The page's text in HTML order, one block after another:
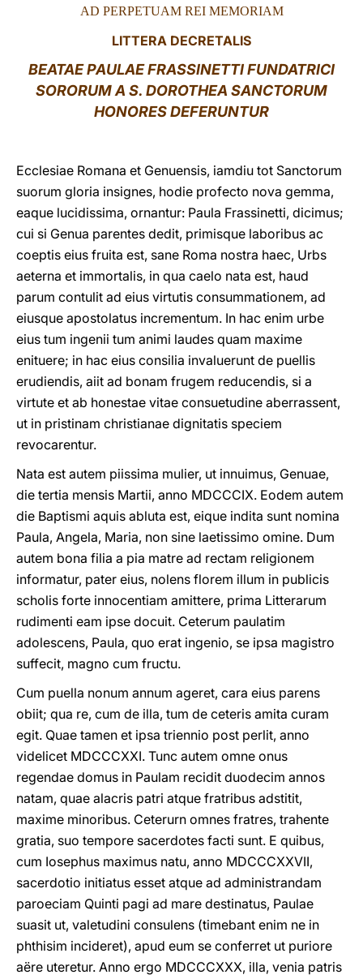
AD PERPETUAM REI MEMORIAM
LITTERA DECRETALIS
BEATAE PAULAE FRASSINETTI FUNDATRICI
SORORUM A S. DOROTHEA SANCTORUM
HONORES DEFERUNTUR
Ecclesiae Romana et Genuensis, iamdiu tot Sanctorum
suorum gloria insignes, hodie profecto nova gemma,
eaque lucidissima, ornantur: Paula Frassinetti, dicimus;
cui si Genua parentes dedit, primisque laboribus ac
coeptis eius fruita est, sane Roma nostra haec, Urbs
aeterna et immortalis, in qua caelo nata est, haud
parum contulit ad eius virtutis consummationem, ad
eiusque apostolatus incrementum. In hac enim urbe
eius tum ingenii tum animi laudes quam maxime
enituere; in hac eius consilia invaluerunt de puellis
erudiendis, aiit ad bonam frugem reducendis, si a
virtute et ab honestae vitae consuetudine aberrassent,
ut in pristinam christianae dignitatis speciem
revocarentur.
Nata est autem piissima mulier, ut innuimus, Genuae,
die tertia mensis Martii, anno MDCCCIX. Eodem autem
die Baptismi aquis abluta est, eique indita sunt nomina
Paula, Angela, Maria, non sine laetissimo omine. Dum
autem bona filia a pia matre ad rectam religionem
informatur, pater eius, nolens florem illum in publicis
scholis forte innocentiam amittere, prima Litterarum
rudimenti eam ipse docuit. Ceterum paulatim
adolescens, Paula, quo erat ingenio, se ipsa magistro
suffecit, magno cum fructu.
Cum puella nonum annum ageret, cara eius parens
obiit; qua re, cum de illa, tum de ceteris amita curam
egit. Quae tamen et ipsa triennio post perlit, anno
videlicet MDCCCXXI. Tunc autem omne onus
regendae domus in Paulam recidit duodecim annos
natam, quae alacris patri atque fratribus adstitit,
maxime minoribus. Ceterurn omnes fratres, trahente
gratia, suo tempore sacerdotes facti sunt. E quibus,
cum Iosephus maximus natu, anno MDCCCXXVII,
sacerdotio initiatus esset atque ad administrandam
paroeciam Quinti pagi ad mare destinatus, Paulae
suasit ut, valetudini consulens (timebant enim ne in
phthisim incideret), apud eum se conferret ut puriore
aëre uteretur. Anno ergo MDCCCXXX, illa, venia patris